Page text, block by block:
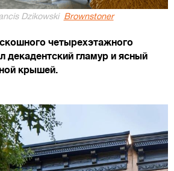
Dzikowski Brownstoner
четырехэтажного
декадентский гламур и ясный
крышей.